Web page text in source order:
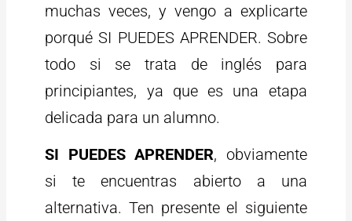
muchas veces, y vengo a explicarte
porqué SI PUEDES APRENDER. Sobre
todo si se trata de inglés para
principiantes, ya que es una etapa
delicada para un alumno.
SI PUEDES APRENDER, obviamente
si te encuentras abierto a una
alternativa. Ten presente el siguiente